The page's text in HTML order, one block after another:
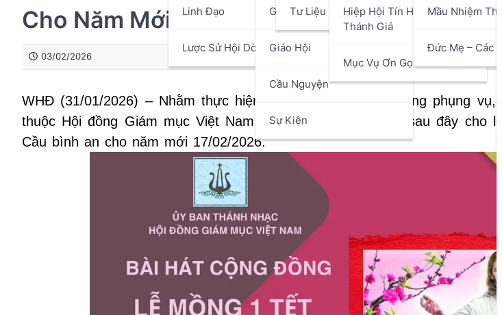
Linh Đạo
Lược Sử Hội Dòng
Tư Liệu
Giáo Phận
Giáo Hội
Cầu Nguyện
Sự Kiện
Hiệp Hội Tín Hữu Mến
Thánh Giá
Mục Vụ Ơn Gọi
Mầu Nhiệm
Đức Mẹ – Các
Cho Năm Mới
03/02/2026
WHĐ (31/01/2026) – Nhằm thực hiện việc hát cộng đồng trong phụng
thuộc Hội đồng Giám mục Việt Nam đề nghị những bài hát sau đây cho
Cầu bình an cho năm mới 17/02/2026.